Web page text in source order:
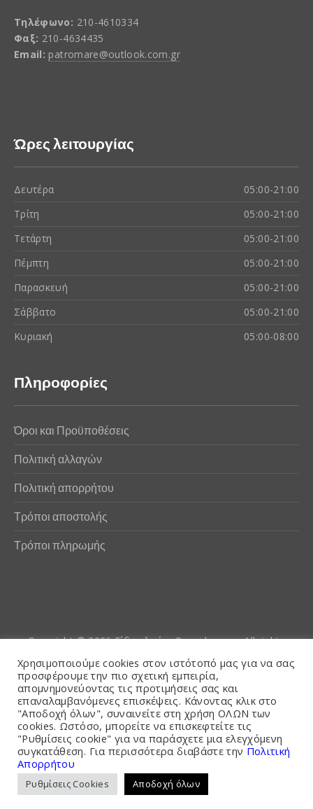
Τηλέφωνο: 210-4610334
Φαξ: 210-4634435
Email: patromare@outlook.com.gr
Ώρες λειτουργίας
Δευτέρα
05:00-21:00
Τρίτη
05:00-21:00
Τετάρτη
05:00-21:00
Πέμπτη
05:00-21:00
Παρασκευή
05:00-21:00
Σάββατο
05:00-21:00
Κυριακή
05:00-08:00
Πληροφορίες
Όροι και Προϋποθέσεις
Πολιτική αλλαγών
Πολιτική απορρήτου
Τρόποι αποστολής
Τρόποι πληρωμής
Copyright © 2026Είδη αλιείας Poseidwnn.gr. All rights
reserved. Powered by
PlexusCore
Όροι και Προϋποθέσεις
Χρησιμοποιούμε cookies στον ιστότοπό μας για να σας
προσφέρουμε την πιο σχετική εμπειρία,
απομνημονεύοντας τις προτιμήσεις σας και
επαναλαμβανόμενες επισκέψεις. Κάνοντας κλικ στο
"Αποδοχή όλων", συναινείτε στη χρήση ΟΛΩΝ των
cookies. Ωστόσο, μπορείτε να επισκεφτείτε τις
"Ρυθμίσεις cookie" για να παράσχετε μια ελεγχόμενη
συγκατάθεση. Για περισσότερα διαβάστε την Πολιτική
Απορρήτου
Ρυθμίσεις Cookies Αποδοχή όλων